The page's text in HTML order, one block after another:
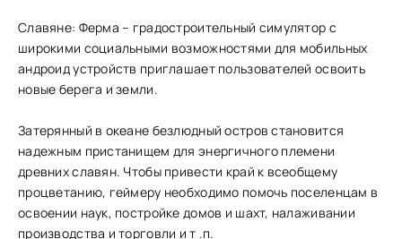
Славяне: Ферма – градостроительный симулятор с
широкими социальными возможностями для мобильных
андроид устройств приглашает пользователей освоить
новые берега и земли.
Затерянный в океане безлюдный остров становится
надежным пристанищем для энергичного племени
древних славян. Чтобы привести край к всеобщему
процветанию, геймеру необходимо помочь поселенцам в
освоении наук, постройке домов и шахт, налаживании
производства и торговли и т .п.